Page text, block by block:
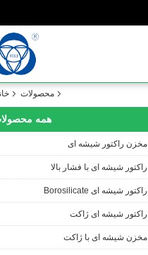
محصولات
همه
مخزن راکتور شیشه ای
راکتور شیشه ای با فشار بالا
راکتور شیشه ای Borosilicate
راکتور شیشه ای ژاکت
مخزن شیشه ای با ژاکت